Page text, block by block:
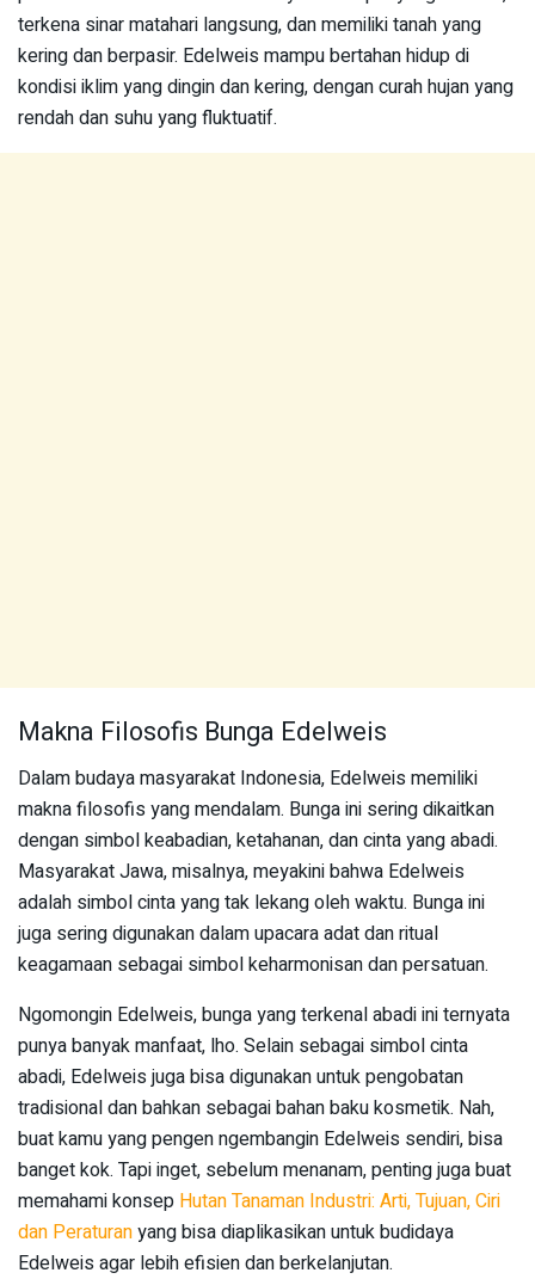
terkena sinar matahari langsung, dan memiliki tanah yang
kering dan berpasir. Edelweis mampu bertahan hidup di
kondisi iklim yang dingin dan kering, dengan curah hujan yang
rendah dan suhu yang fluktuatif.
Makna Filosofis Bunga Edelweis
Dalam budaya masyarakat Indonesia, Edelweis memiliki
makna filosofis yang mendalam. Bunga ini sering dikaitkan
dengan simbol keabadian, ketahanan, dan cinta yang abadi.
Masyarakat Jawa, misalnya, meyakini bahwa Edelweis
adalah simbol cinta yang tak lekang oleh waktu. Bunga ini
juga sering digunakan dalam upacara adat dan ritual
keagamaan sebagai simbol keharmonisan dan persatuan.
Ngomongin Edelweis, bunga yang terkenal abadi ini ternyata
punya banyak manfaat, lho. Selain sebagai simbol cinta
abadi, Edelweis juga bisa digunakan untuk pengobatan
tradisional dan bahkan sebagai bahan baku kosmetik. Nah,
buat kamu yang pengen ngembangin Edelweis sendiri, bisa
banget kok. Tapi inget, sebelum menanam, penting juga buat
memahami konsep Hutan Tanaman Industri: Arti, Tujuan, Ciri
dan Peraturanyang bisa diaplikasikan untuk budidaya
Edelweis agar lebih efisien dan berkelanjutan.